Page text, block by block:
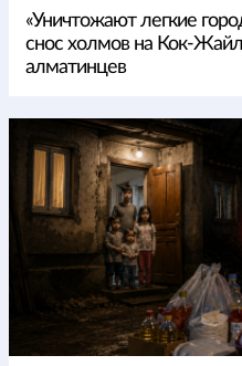
«Уничтожают легкие
снос холмов на Кок-
алматинцев